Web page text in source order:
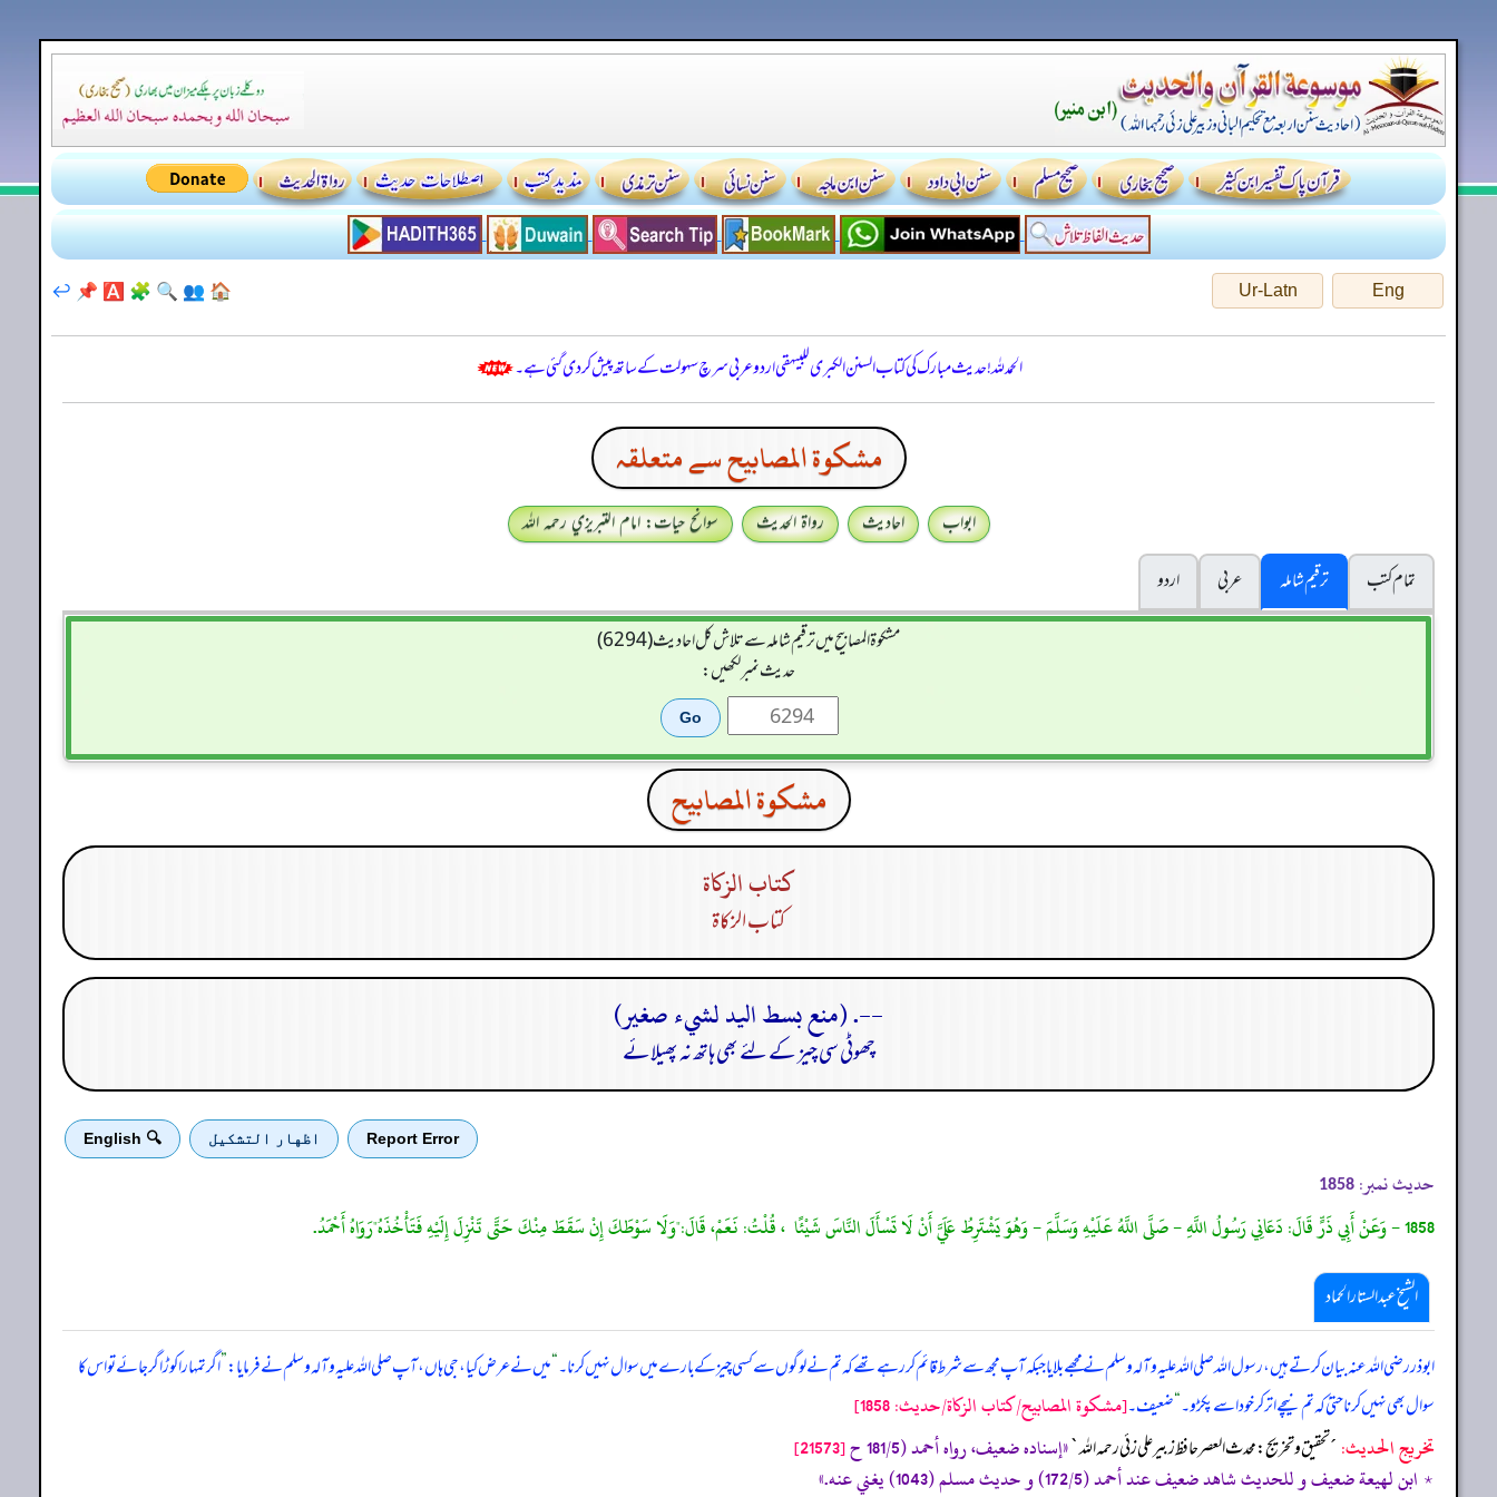
Eng
Ur-Latn
🏠
👥
🔍
🧩
🅰️
📌
↩️
الحمدللہ! حدیث مبارک کی کتاب السنن الكبرى للبيهقي اردو عربی سرچ سہولت کے ساتھ پیش کر دی گئی ہے۔
مشكوة المصابيح سے متعلقہ
ابواب احادیث رواۃ الحدیث
سوانح حیات: امام التبريزي رحمہ اللہ
تمام کتب
ترقیم شاملہ عربی
اردو
مشکوۃ المصابیح میں ترقیم شاملہ سے تلاش کل احادیث (6294)
حدیث نمبر لکھیں:
مشكوة المصابيح
كتاب الزكاة
كتاب الزكاة
--. (منع بسط اليد لشيء صغير)
چھوٹی سی چیز کے لئے بھی ہاتھ نہ پھیلائے
Report Error اظهار التشكيل 🔍 English
حدیث نمبر: 1858
1858 - وَعَنْ أَبِي ذَرٍّ قَالَ: دَعَانِي رَسُولُ اللَّهِ - صَلَّى اللَّهُ عَلَيْهِ وَسَلَّمَ - وَهُوَ يَشْتَرِطُ عَلَيَّ أَنْ لَا تَسْأَلَ النَّاسَ شَيْئًا ، قُلْتُ: نَعَمْ، قَالَ:"وَلَا سَوْطَكَ إِنْ سَقَطَ مِنْكَ حَتَّى تَنْزِلَ إِلَيْهِ فَتَأْخُذَهُ"رَوَاهُ أَحْمَدُ.
الشیخ عبدالستار الحماد
ابوذر رضی اللہ عنہ بیان کرتے ہیں، رسول اللہ صلی ‌اللہ ‌علیہ ‌وآلہ ‌وسلم نے مجھے بلایا جبکہ آپ مجھ سے شرط قائم کر رہےتھے کہ تم نے لوگوں سے کسی چیز کے بارے میں سوال نہیں کرنا۔“میں نے عرض کیا، جی ہاں، آپ صلی ‌اللہ ‌علیہ ‌وآلہ ‌وسلم نے فرمایا:”اگر تمہارا کوڑا گر جائے تو اس کا
سوال بھی نہیں کرنا حتیٰ کہ تم نیچے اتر کر خود اسے پکڑو۔“ضعیف۔[مشكوة المصابيح/كتاب الزكاة/حدیث: 1858]
تخریج الحدیث: ´تحقيق و تخريج: محدث العصر حافظ زبير على زئي رحمه الله`«إسناده ضعيف، رواه أحمد (181/5 ح
[21573]
٭ ابن لھيعة ضعيف و للحديث شاھد ضعيف عند أحمد (172/5) و حديث مسلم (1043) يغني عنه.»